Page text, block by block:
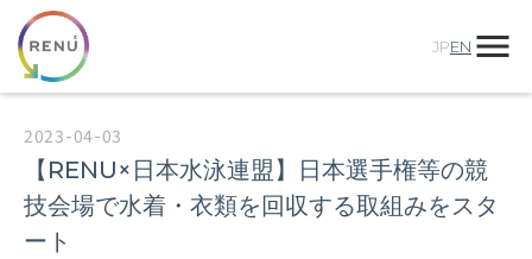
JPEN menu
2023-04-03
【RENU×日本水泳連盟】日本選手権等の競
技会場で水着・衣類を回収する取組みをスタ
ート